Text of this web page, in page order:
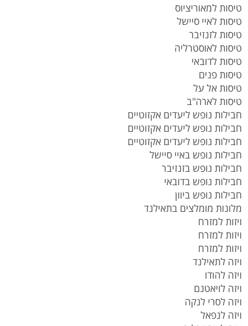
טיסות למאוריציוס
טיסות לאיי סיישל
טיסות לזנזיבר
טיסות לאוסטרליה
טיסות לדובאי
טיסות פנים
טיסות אל על
טיסות לארה"ב
חבילות נופש ליעדים אקזוטיים
חבילות נופש ליעדים אקזוטיים
חבילות נופש ליעדים אקזוטיים
חבילות נופש באיי סיישל
חבילות נופש בזנזיבר
חבילות נופש בדובאי
חבילות נופש ביוון
מלונות מומלצים בתאילנד
ויזות למזרח
ויזות למזרח
ויזות למזרח
ויזה לתאילנד
ויזה להודו
ויזה לויאטנם
ויזה לסרי לנקה
ויזה לנפאל